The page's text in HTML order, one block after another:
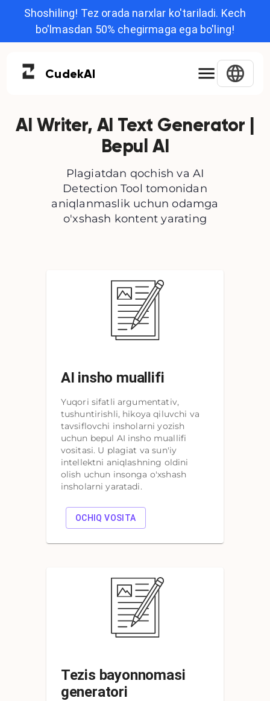
Shoshiling! Tez orada narxlar ko'tariladi. Kech
bo'lmasdan 50% chegirmaga ega bo'ling!
CudekAI
AI Writer, AI Text Generator |
Bepul AI
Plagiatdan qochish va AI
Detection Tool tomonidan
aniqlanmaslik uchun odamga
o'xshash kontent yarating
AI insho muallifi
Yuqori sifatli argumentativ,
tushuntirishli, hikoya qiluvchi va
tavsiflovchi insholarni yozish
uchun bepul AI insho muallifi
vositasi. U plagiat va sun'iy
intellektni aniqlashning oldini
olish uchun insonga o'xshash
insholarni yaratadi.
OCHIQ VOSITA
Tezis bayonnomasi
generatori